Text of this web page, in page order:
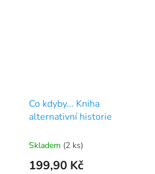
Co kdyby... Kniha
alternativní historie
Skladem (2 ks)
199,90 Kč